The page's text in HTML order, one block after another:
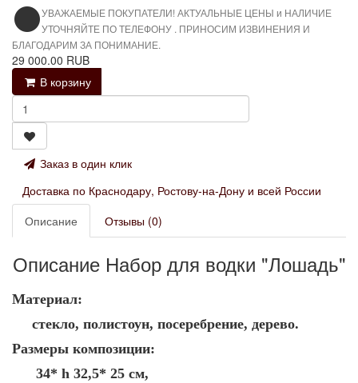
УВАЖАЕМЫЕ ПОКУПАТЕЛИ! АКТУАЛЬНЫЕ ЦЕНЫ и НАЛИЧИЕ
УТОЧНЯЙТЕ ПО ТЕЛЕФОНУ . ПРИНОСИМ ИЗВИНЕНИЯ И
БЛАГОДАРИМ ЗА ПОНИМАНИЕ.
29 000.00 RUB
В корзину
Заказ в один клик
Доставка по Краснодару, Ростову-на-Дону и всей России
Описание
Отзывы (0)
Описание Набор для водки "Лошадь"
Материал:
стекло, полистоун, посеребрение, дерево.
Размеры композиции:
34* h 32,5* 25 см,